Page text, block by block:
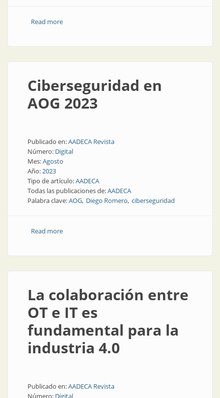
Read moreabout AADECA y la seguridad cibernética
Ciberseguridad en
AOG 2023
Publicado en:AADECA Revista
Número: Digital
Mes:Agosto
Año:2023
Tipo de artículo:AADECA
Todas las publicaciones de:AADECA
Palabra clave:AOG Diego Romero ciberseguridad
Read moreabout Ciberseguridad en AOG 2023
La colaboración entre
OT e IT es
fundamental para la
industria 4.0
Publicado en:AADECA Revista
Número: Digital